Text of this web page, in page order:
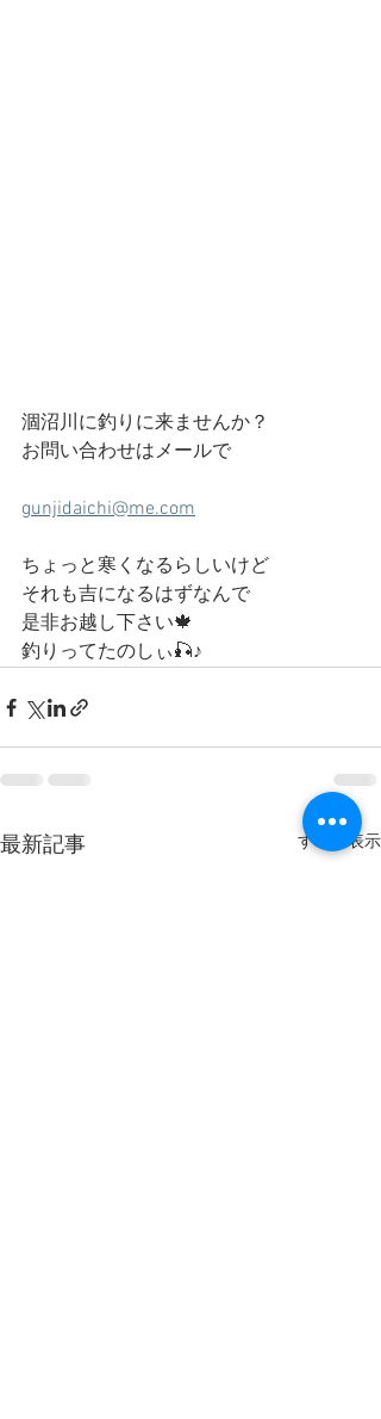
涸沼川に釣りに来ませんか？
お問い合わせはメールで
gunjidaichi@me.com
ちょっと寒くなるらしいけど
それも吉になるはずなんで
是非お越し下さい🍁
釣りってたのしぃ🎣♪
最新記事 すべて表示